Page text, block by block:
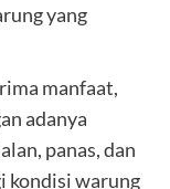
yang
manfaat,
adanya
panas, dan
kondisi warung